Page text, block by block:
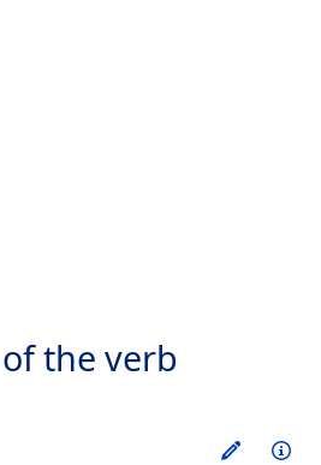
the verb
Train